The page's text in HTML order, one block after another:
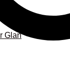
Glan